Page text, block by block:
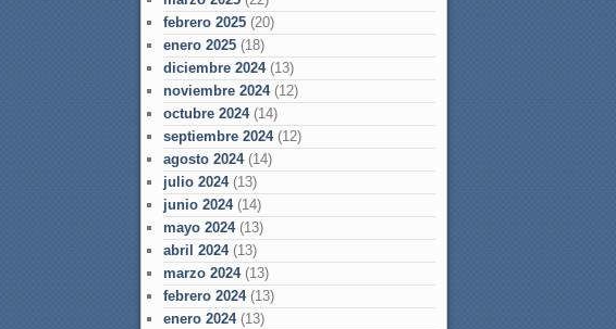
febrero 2025 (20)
enero 2025 (18)
diciembre 2024(13)
noviembre 2024(12)
octubre 2024(14)
septiembre 2024(12)
agosto 2024(14)
julio 2024(13)
junio 2024(14)
mayo 2024(13)
abril 2024(13)
marzo 2024(13)
febrero 2024(13)
enero 2024(13)